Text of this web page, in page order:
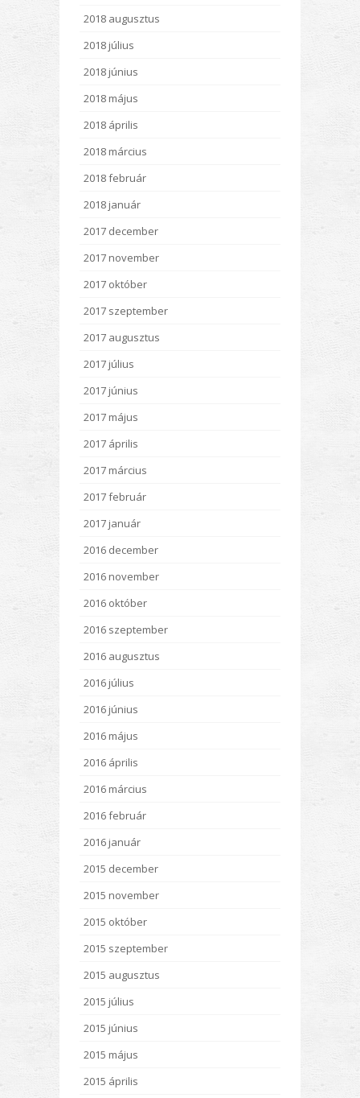
2018 augusztus
2018 július
2018 június
2018 május
2018 április
2018 március
2018 február
2018 január
2017 december
2017 november
2017 október
2017 szeptember
2017 augusztus
2017 július
2017 június
2017 május
2017 április
2017 március
2017 február
2017 január
2016 december
2016 november
2016 október
2016 szeptember
2016 augusztus
2016 július
2016 június
2016 május
2016 április
2016 március
2016 február
2016 január
2015 december
2015 november
2015 október
2015 szeptember
2015 augusztus
2015 július
2015 június
2015 május
2015 április